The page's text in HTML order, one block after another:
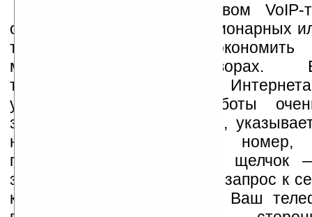
При звонках посредством
отличие от звонков со стационарных
телефонов, получается
международных разговорах.
требование — наличие
устройстве. Принцип работы
запускаете утилиту nikotalk,
номер телефона, затем номер,
планируется вызов. Один щелчок
заходит в Интернет, делает запрос к
который перезванивает на Ваш